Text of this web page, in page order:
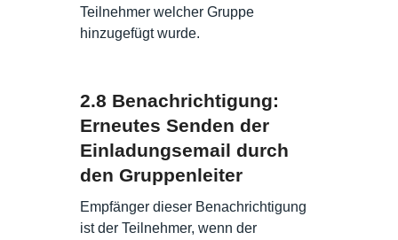
Teilnehmer welcher Gruppe
hinzugefügt wurde.
2.8 Benachrichtigung:
Erneutes Senden der
Einladungsemail durch
den Gruppenleiter
Empfänger dieser Benachrichtigung
ist der Teilnehmer, wenn der